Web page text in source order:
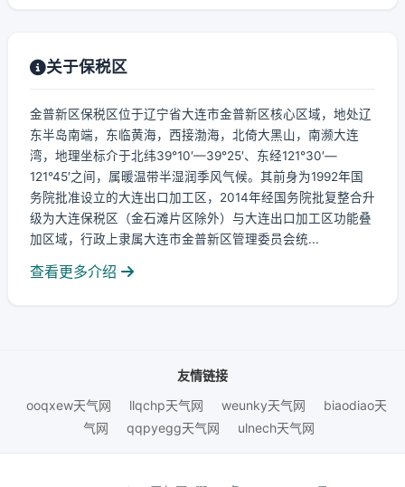
关于保税区
金普新区保税区位于辽宁省大连市金普新区核心区域，地处辽
东半岛南端，东临黄海，西接渤海，北倚大黑山，南濒大连
湾，地理坐标介于北纬39°10′—39°25′、东经121°30′—
121°45′之间，属暖温带半湿润季风气候。其前身为1992年国
务院批准设立的大连出口加工区，2014年经国务院批复整合升
级为大连保税区（金石滩片区除外）与大连出口加工区功能叠
加区域，行政上隶属大连市金普新区管理委员会统...
查看更多介绍
友情链接
ooqxew天气网
llqchp天气网 weunky天气网
biaodiao天
气网
qqpyegg天气网 ulnech天气网